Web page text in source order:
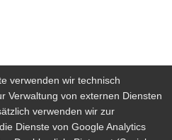
verwenden wir technisch
Verwaltung von externen Diensten
verwenden wir zur
Dienste von Google Analytics